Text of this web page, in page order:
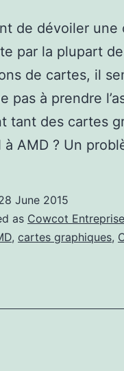
de dévoiler une
par la plupart
de cartes, il
pas à prendre
tant des cartes
AMD ? Un
June 2015
as Cowcot Entreprise
, cartes graphiques,